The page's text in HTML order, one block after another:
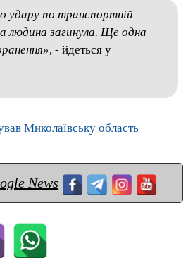
удару по транспортній
людина загинула. Ще одна
, - йдеться у
Миколаївську область
News